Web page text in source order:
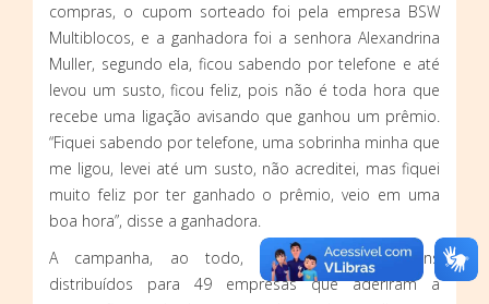
compras, o cupom sorteado foi pela empresa BSW
Multiblocos, e a ganhadora foi a senhora Alexandrina
Muller, segundo ela, ficou sabendo por telefone e até
levou um susto, ficou feliz, pois não é toda hora que
recebe uma ligação avisando que ganhou um prêmio.
“Fiquei sabendo por telefone, uma sobrinha minha que
me ligou, levei até um susto, não acreditei, mas fiquei
muito feliz por ter ganhado o prêmio, veio em uma
boa hora”, disse a ganhadora.
A campanha, ao todo, teve 150 mil cupons
distribuídos para 49 empresas que aderiram a